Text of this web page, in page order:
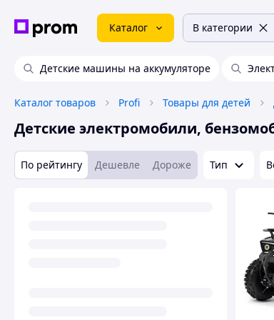
Каталог В категории
Детские машины на аккумуляторе
Каталог товаров Profi Товары для детей
Детские электромобили,
По рейтингу Дешевле Дороже Тип